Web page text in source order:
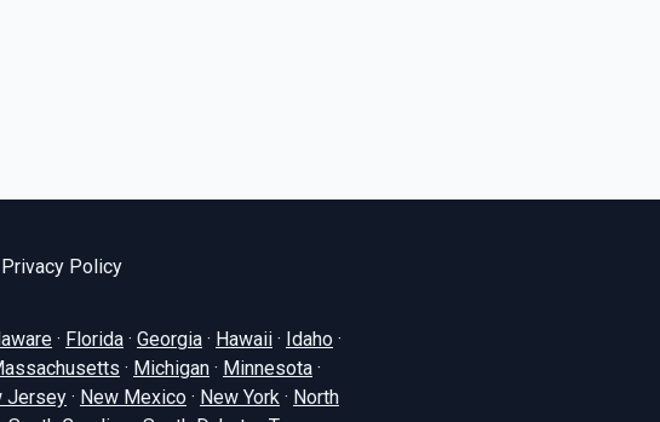
Privacy Policy
· Florida · Georgia · Hawaii · Idaho ·
· Michigan · Minnesota ·
Jersey · New Mexico · New York · North